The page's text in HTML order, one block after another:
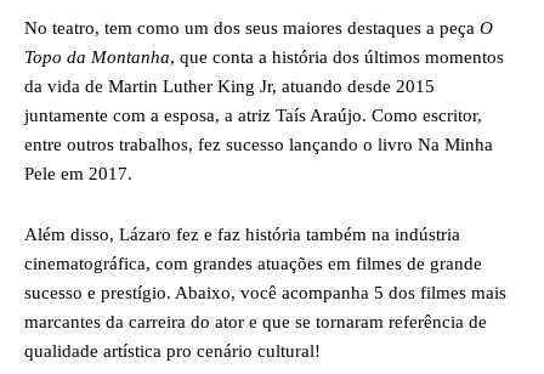
No teatro, tem como um dos seus maiores destaques a peça O
Topo da Montanha, que conta a história dos últimos momentos
da vida de Martin Luther King Jr, atuando desde 2015
juntamente com a esposa, a atriz Taís Araújo. Como escritor,
entre outros trabalhos, fez sucesso lançando o livro Na Minha
Pele em 2017.
Além disso, Lázaro fez e faz história também na indústria
cinematográfica, com grandes atuações em filmes de grande
sucesso e prestígio. Abaixo, você acompanha 5 dos filmes mais
marcantes da carreira do ator e que se tornaram referência de
qualidade artística pro cenário cultural!